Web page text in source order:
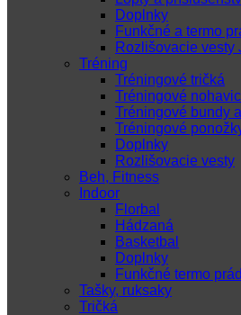
Doplnky
Funkčné a termo
Rozlišovacie vesty
Tréning
Tréningové tričká
Tréningové
Tréningové bundy
Tréningové
Doplnky
Rozlišovacie vesty
Beh, Fitness
Indoor
Florbal
Hádzaná
Basketbal
Doplnky
Funkčné termo
Tašky, ruksaky
Tričká